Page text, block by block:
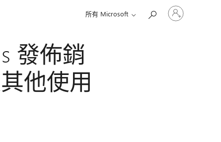
所有 Microsoft
登
入
發佈銷
他使用